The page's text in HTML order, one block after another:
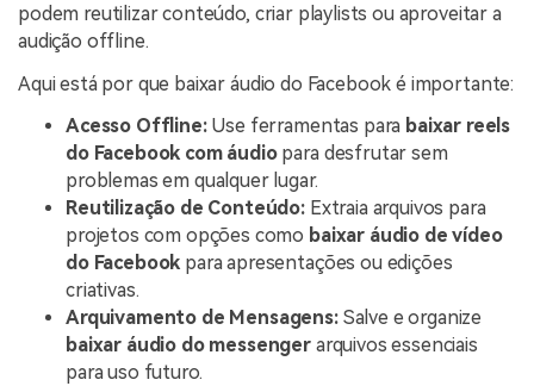
podem reutilizar conteúdo, criar playlists ou aproveitar a
audição offline.
Aqui está por que baixar áudio do Facebook é importante:
Acesso Offline:Use ferramentas para baixar reels
do Facebook com áudiopara desfrutar sem
problemas em qualquer lugar.
Reutilização de Conteúdo: Extraia arquivos para
projetos com opções como baixar áudio de vídeo
do Facebook para apresentações ou edições
criativas.
Arquivamento de Mensagens:Salve e organize
baixar áudio do messenger arquivos essenciais
para uso futuro.